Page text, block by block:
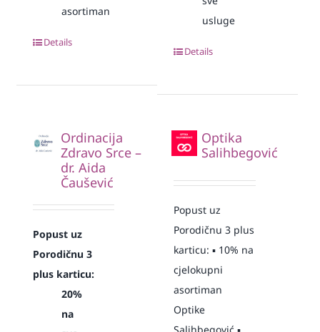
asortiman
Details
usluge
Details
Ordinacija
Zdravo Srce –
dr. Aida
Čaušević
Popust uz
Porodičnu 3
plus karticu:
20%
na
Optika
Salihbegović
Popust uz
Porodičnu 3 plus
karticu: ▪️ 10% na
cjelokupni
asortiman
Optike
Salihbegović ▪️